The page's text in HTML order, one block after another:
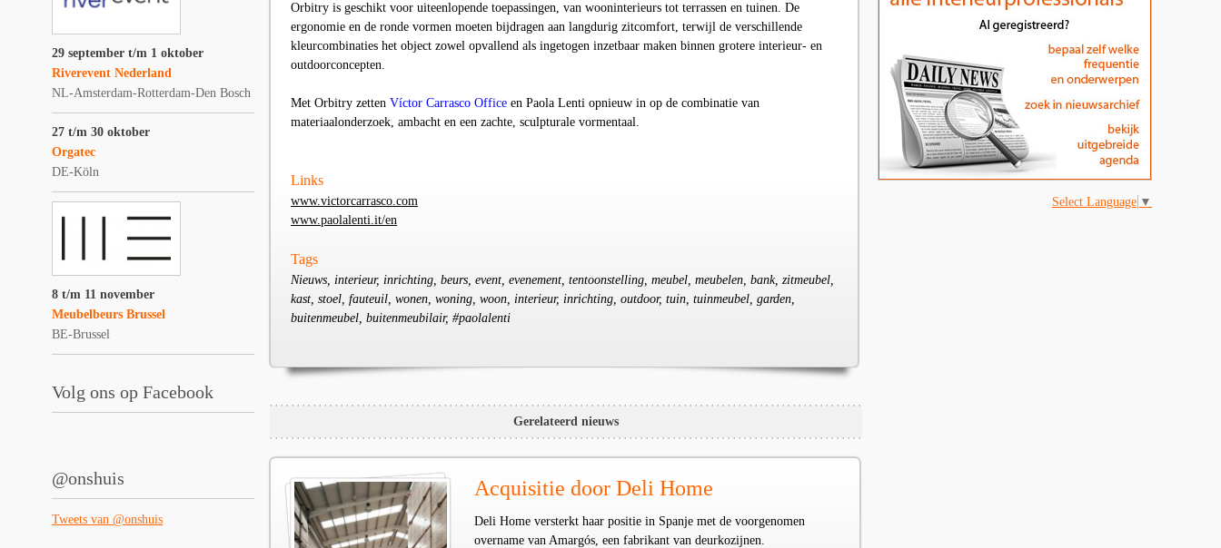
29 september t/m 1 oktober
Riverevent Nederland
NL-Amsterdam-Rotterdam-Den Bosch
27 t/m 30 oktober
Orgatec
DE-Köln
8 t/m 11 november
Meubelbeurs Brussel
BE-Brussel
Volg ons op Facebook
@onshuis
Tweets van @onshuis
Orbitry is geschikt voor uiteenlopende toepassingen, van wooninterieurs tot terrassen en tuinen. De
ergonomie en de ronde vormen moeten bijdragen aan langdurig zitcomfort, terwijl de verschillende
kleurcombinaties het object zowel opvallend als ingetogen inzetbaar maken binnen grotere interieur- en
outdoorconcepten.
Met Orbitry zetten Víctor Carrasco Office en Paola Lenti opnieuw in op de combinatie van
materiaalonderzoek, ambacht en een zachte, sculpturale vormentaal.
Links
www.victorcarrasco.com
www.paolalenti.it/en
Tags
Nieuws, interieur, inrichting, beurs, event, evenement, tentoonstelling, meubel, meubelen, bank, zitmeubel,
kast, stoel, fauteuil, wonen, woning, woon, interieur, inrichting, outdoor, tuin, tuinmeubel, garden,
buitenmeubel, buitenmeubilair, #paolalenti
Gerelateerd nieuws
Acquisitie door Deli Home
Deli Home versterkt haar positie in Spanje met de voorgenomen
overname van Amargós, een fabrikant van deurkozijnen.
Select Language ▼